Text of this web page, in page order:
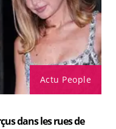
Actu People
dans les rues de